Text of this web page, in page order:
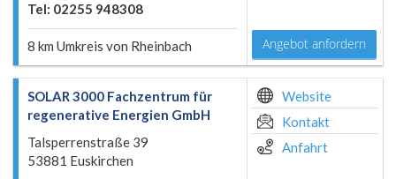
Tel: 02255 948308
8 km Umkreis von Rheinbach Angebot anfordern
SOLAR 3000 Fachzentrum für
regenerative Energien GmbH
Talsperrenstraße 39
53881 Euskirchen
Website
Kontakt
Anfahrt